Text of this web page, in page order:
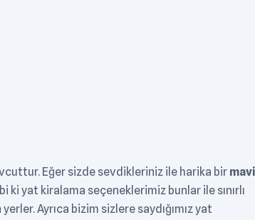
Eğer sizde sevdikleriniz ile harika bir mavi
ki yat kiralama seçeneklerimiz bunlar ile sınırlı
Ayrıca bizim sizlere saydığımız yat